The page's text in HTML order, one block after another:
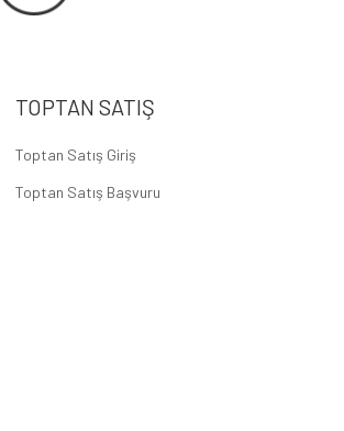
TOPTAN SATIŞ
Toptan Satış Giriş
Toptan Satış Başvuru